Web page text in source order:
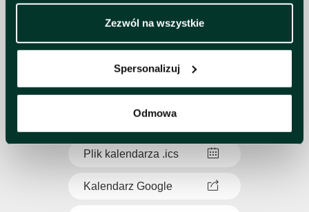
Zezwól na wszystkie
Spersonalizuj
Odmowa
INFORMACJE
Wydarzenie
Plik kalendarza .ics
Kalendarz Google